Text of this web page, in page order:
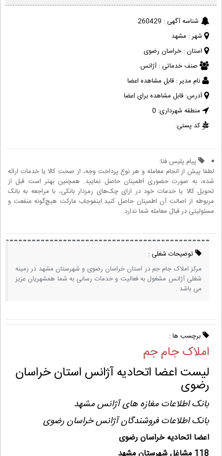
شناسه آگهی : 260429
شهر : مشهد
استان : خراسان رضوی
صنف خدماتی : آژانس
نام مدیر : قابل مشاهده اعضا
آدرس: قابل مشاهده برای اعضا
منطقه شهرداری: 0
کد پستی:
پیام پلیس فتا:
لطفا پیش از انجام معامله و هر نوع پرداخت وجه، از صحت کالا یا خدمات ارائه
شده، به صورت حضوری اطمینان حاصل نمایید. همچنین بهتر است قبل از
تحویل کالا یا خدمات خود در ازای چک‌های رمزدار بانکی، با مراجعه به بانک
مربوطه از اصالت آن اطمینان حاصل کنید.اینفوجاب مارکت هیچ‌گونه منفعت و
مسئولیتی در قبال معامله شما ندارد.
توضیحات شغلی :
مرکز املاک جام جم در استان خراسان رضوی و شهرستان مشهد در زمینه
شغلی آژانس مشغول به فعالیت و خدمات رسانی به شما همشهریان عزیز
می باشد .
برچسب ها :
املاک جام جم
لیست اعضا اتحادیه آژانس استان خراسان
رضوی
بانک اطلاعات مغازه های آژانس مشهد
بانک اطلاعات فروشندگان آژانس خراسان رضوی
اعضا اتحادیه خراسان رضوی